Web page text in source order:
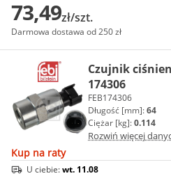
73,49zł/szt.
Darmowa dostawa od 250 zł
Czujnik
174306
FEB174306
Długość [mm]:64
Ciężar [kg]:0.114
Rozwiń więcej
Kup na raty
U ciebie:wt. 11.08